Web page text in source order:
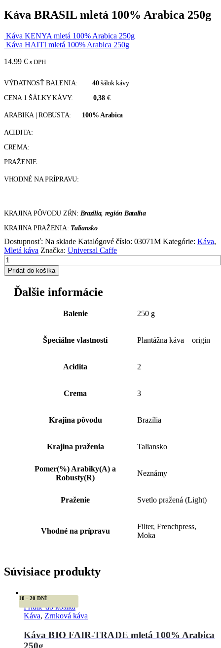
Káva BRASIL mletá 100% Arabica 250g
Káva KENYA mletá 100% Arabica 250g
Káva HAITI mletá 100% Arabica 250g
14.99 € s DPH
VÝDATNOSŤ BALENIA: 40šálok kávy
CENA 1 ŠÁLKY KÁVY:0,38€
ARABIKA | ROBUSTA: 100% Arabica
ACIDITA:
CREMA:
PRAŽENIE:
VHODNÉ NA PRÍPRAVU:
KRAJINA PÔVODU ZŔN: Brazília, región Batalha
KRAJINA PRAŽENIA: Taliansko
Dostupnosť: Na sklade Katalógové číslo: 03071M Kategórie: Káva,
Mletá káva Značka: Universal Caffe
Pridať do košíka
Ďalšie informácie
Balenie 250 g
Špeciálne vlastnosti Plantážna káva – origin
Acidita 2
Crema 3
Krajina pôvodu Brazília
Krajina praženia Taliansko
Pomer(%) Arabiky(A) a
Robusty(R)
Neznámy
Praženie Svetlo pražená (Light)
Vhodné na prípravu
Filter, Frenchpress,
Moka
Súvisiace produkty
10 - 20 DNÍ
Pridať do košíka
Káva, Zrnková káva
Káva BIO FAIR-TRADE mletá 100% Arabica
250g